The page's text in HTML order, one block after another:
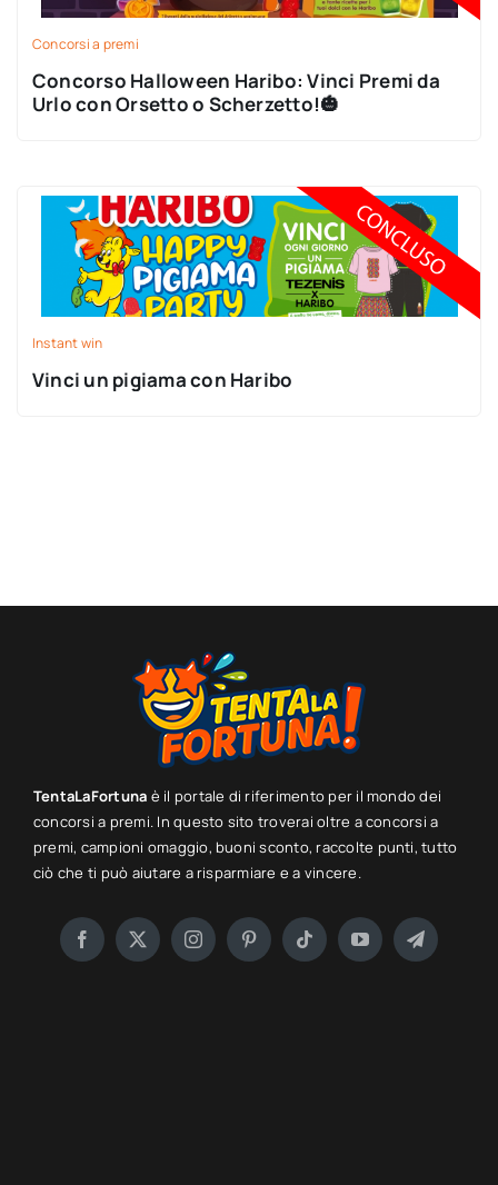
Concorsi a premi
Concorso Halloween Haribo: Vinci Premi da
Urlo con Orsetto o Scherzetto!🎃
Instant win
Vinci un pigiama con Haribo
TentaLaFortuna è il portale di riferimento per il mondo dei
concorsi a premi. In questo sito troverai oltre a concorsi a
premi, campioni omaggio, buoni sconto, raccolte punti, tutto
ciò che ti può aiutare a risparmiare e a vincere.